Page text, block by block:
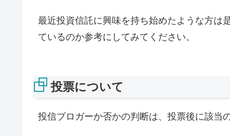
最近投資信託に興味を持ち始めたような方は
ているのか参考にしてみてください。
投票について
投信ブロガーか否かの判断は、投票後に該当